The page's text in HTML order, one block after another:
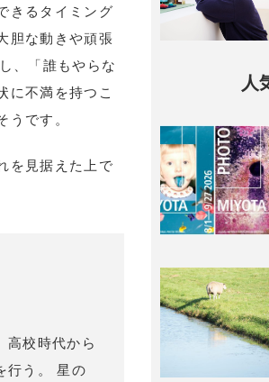
きるタイミング
胆な動きや頑張
、「誰もやらな
に不満を持つこ
です。
を見据えた上で
高校時代から
行う。 星の
人